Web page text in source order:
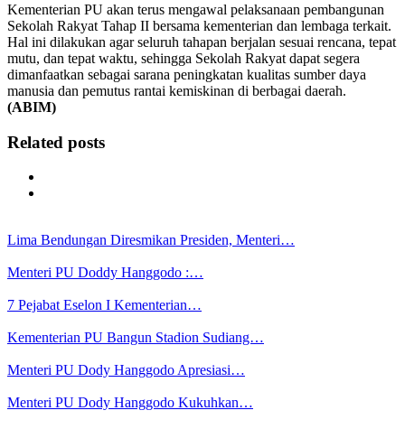
Kementerian PU akan terus mengawal pelaksanaan pembangunan
Sekolah Rakyat Tahap II bersama kementerian dan lembaga terkait.
Hal ini dilakukan agar seluruh tahapan berjalan sesuai rencana, tepat
mutu, dan tepat waktu, sehingga Sekolah Rakyat dapat segera
dimanfaatkan sebagai sarana peningkatan kualitas sumber daya
manusia dan pemutus rantai kemiskinan di berbagai daerah.
(ABIM)
Related posts
Lima Bendungan Diresmikan Presiden, Menteri…
Menteri PU Doddy Hanggodo :…
7 Pejabat Eselon I Kementerian…
Kementerian PU Bangun Stadion Sudiang…
Menteri PU Dody Hanggodo Apresiasi…
Menteri PU Dody Hanggodo Kukuhkan…